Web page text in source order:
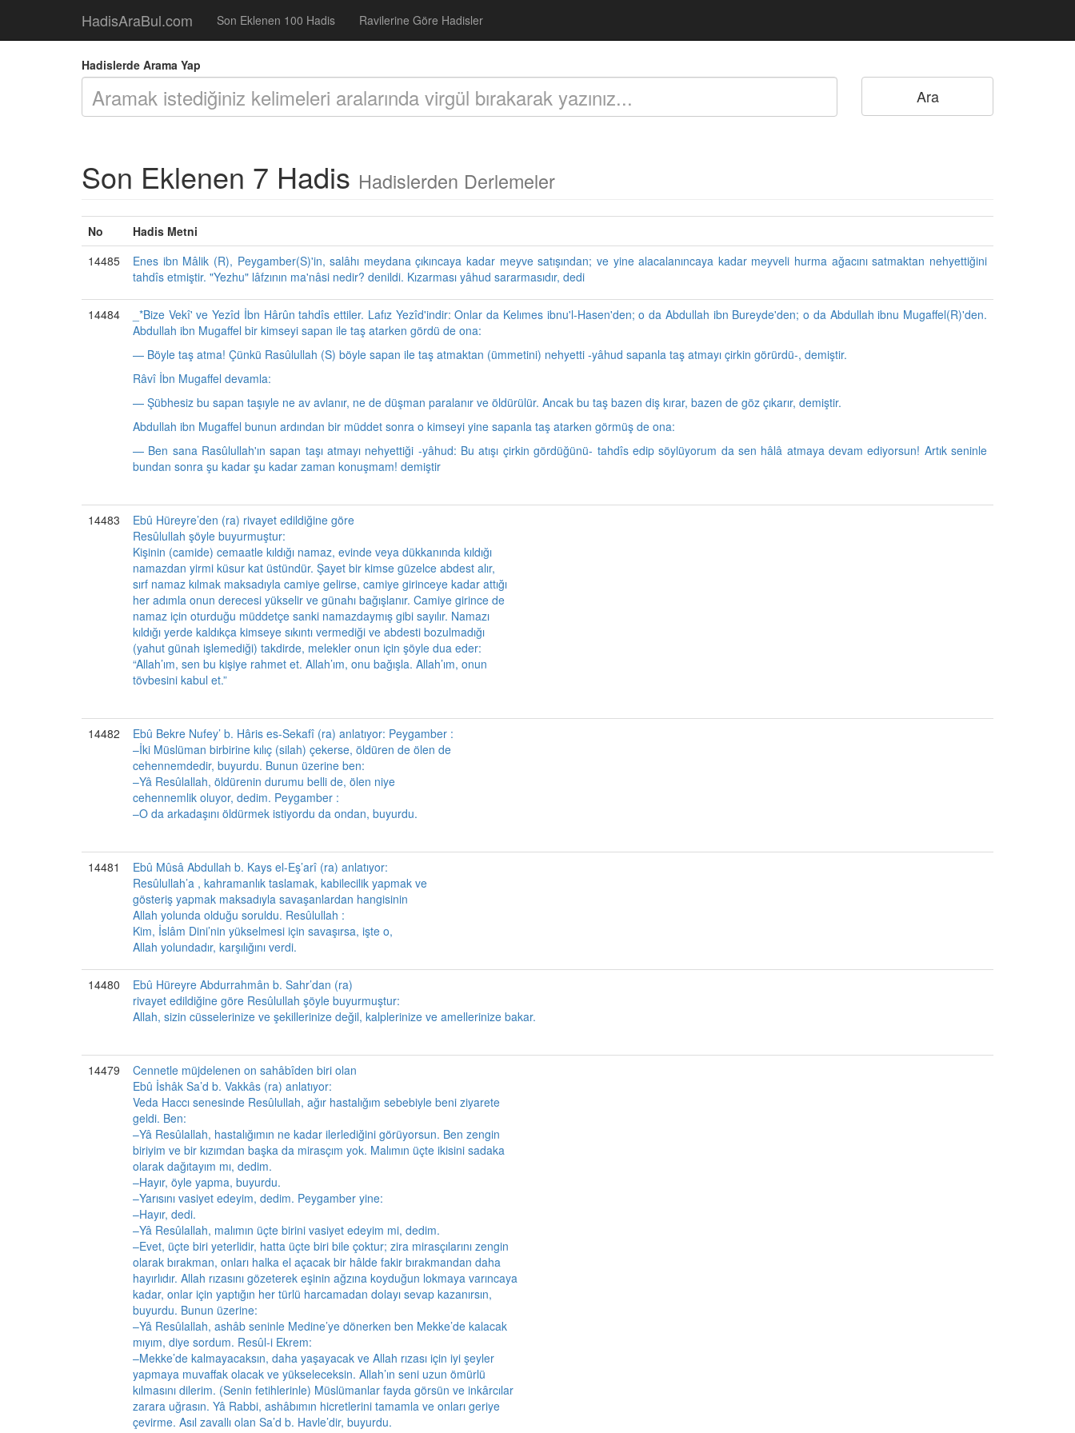
HadisAraBul.com Son Eklenen 100 Hadis Ravilerine Göre Hadisler
Hadislerde Arama Yap
Son Eklenen 7 Hadis Hadislerden Derlemeler
No
Hadis Metni
14485
Enes ibn Mâlik (R), Peygamber(S)'in, salâhı meyda­na çıkıncaya kadar meyve satışından; ve yine alacalanıncaya kadar meyveli hurma ağacını satmaktan nehyettiğini
tahdîs etmiştir. "Yezhu" lâfzının ma'nâsi nedir? denildi. Kızarması yâhud sararmasıdır, dedi
14484
_*Bize Vekî' ve Yezîd İbn Hârûn tahdîs ettiler. Lafız Yezîd'indir: Onlar da Kelımes ibnu'l-Hasen'den; o da Abdullah ibn Bureyde'den; o da Abdullah ibnu Mugaffel(R)'den.
Abdullah ibn Mugaffel bir kimseyi sapan ile taş atarken gördü de ona:
— Böyle taş atma! Çünkü Rasûlullah (S) böyle sapan ile taş at­maktan (ümmetini) nehyetti -yâhud sapanla taş atmayı çirkin görürdü-, demiştir.
Râvî İbn Mugaffel devamla:
— Şübhesiz bu sapan taşıyle ne av avlanır, ne de düşman para­lanır ve öldürülür. Ancak bu taş bazen diş kırar, bazen de göz çıka­rır, demiştir.
Abdullah ibn Mugaffel bunun ardından bir müddet sonra o kim­seyi yine sapanla taş atarken görmüş de ona:
— Ben sana Rasûlullah'ın sapan taşı atmayı nehyettiği -yâhud: Bu atışı çirkin gördüğünü- tahdîs edip söylüyorum da sen hâlâ atma­ya devam ediyorsun! Artık seninle
bundan sonra şu kadar şu kadar zaman konuşmam! demiştir
14483
Ebû Hüreyre’den (ra) rivayet edildiğine göre
Resûlullah şöyle buyurmuştur:
Kişinin (camide) cemaatle kıldığı namaz, evinde veya dükkanında kıldığı
namazdan yirmi küsur kat üstündür. Şayet bir kimse güzelce abdest alır,
sırf namaz kılmak maksadıyla camiye gelirse, camiye girinceye kadar attığı
her adımla onun derecesi yükselir ve günahı bağışlanır. Camiye girince de
namaz için oturduğu müddetçe sanki namazdaymış gibi sayılır. Namazı
kıldığı yerde kaldıkça kimseye sıkıntı vermediği ve abdesti bozulmadığı
(yahut günah işlemediği) takdirde, melekler onun için şöyle dua eder:
“Allah’ım, sen bu kişiye rahmet et. Allah’ım, onu bağışla. Allah’ım, onun
tövbesini kabul et.”
14482
Ebû Bekre Nufey’ b. Hâris es-Sekafî (ra) anlatıyor: Peygamber :
–İki Müslüman birbirine kılıç (silah) çekerse, öldüren de ölen de
cehennemdedir, buyurdu. Bunun üzerine ben:
–Yâ Resûlallah, öldürenin durumu belli de, ölen niye
cehennemlik oluyor, dedim. Peygamber :
–O da arkadaşını öldürmek istiyordu da ondan, buyurdu.
14481
Ebû Mûsâ Abdullah b. Kays el-Eş’arî (ra) anlatıyor:
Resûlullah’a , kahramanlık taslamak, kabilecilik yapmak ve
gösteriş yapmak maksadıyla savaşanlardan hangisinin
Allah yolunda olduğu soruldu. Resûlullah :
Kim, İslâm Dini’nin yükselmesi için savaşırsa, işte o,
Allah yolundadır, karşılığını verdi.
14480
Ebû Hüreyre Abdurrahmân b. Sahr’dan (ra)
rivayet edildiğine göre Resûlullah şöyle buyurmuştur:
Allah, sizin cüsselerinize ve şekillerinize değil, kalplerinize ve amellerinize bakar.
14479
Cennetle müjdelenen on sahâbîden biri olan
Ebû İshâk Sa’d b. Vakkâs (ra) anlatıyor:
Veda Haccı senesinde Resûlullah, ağır hastalığım sebebiyle beni ziyarete
geldi. Ben:
–Yâ Resûlallah, hastalığımın ne kadar ilerlediğini görüyorsun. Ben zengin
biriyim ve bir kızımdan başka da mirasçım yok. Malımın üçte ikisini sadaka
olarak dağıtayım mı, dedim.
–Hayır, öyle yapma, buyurdu.
–Yarısını vasiyet edeyim, dedim. Peygamber yine:
–Hayır, dedi.
–Yâ Resûlallah, malımın üçte birini vasiyet edeyim mi, dedim.
–Evet, üçte biri yeterlidir, hatta üçte biri bile çoktur; zira mirasçılarını zengin
olarak bırakman, onları halka el açacak bir hâlde fakir bırakmandan daha
hayırlıdır. Allah rızasını gözeterek eşinin ağzına koyduğun lokmaya varıncaya
kadar, onlar için yaptığın her türlü harcamadan dolayı sevap kazanırsın,
buyurdu. Bunun üzerine:
–Yâ Resûlallah, ashâb seninle Medine’ye dönerken ben Mekke’de kalacak
mıyım, diye sordum. Resûl-i Ekrem:
–Mekke’de kalmayacaksın, daha yaşayacak ve Allah rızası için iyi şeyler
yapmaya muvaffak olacak ve yükseleceksin. Allah’ın seni uzun ömürlü
kılmasını dilerim. (Senin fetihlerinle) Müslümanlar fayda görsün ve inkârcılar
zarara uğrasın. Yâ Rabbi, ashâbımın hicretlerini tamamla ve onları geriye
çevirme. Asıl zavallı olan Sa’d b. Havle’dir, buyurdu.